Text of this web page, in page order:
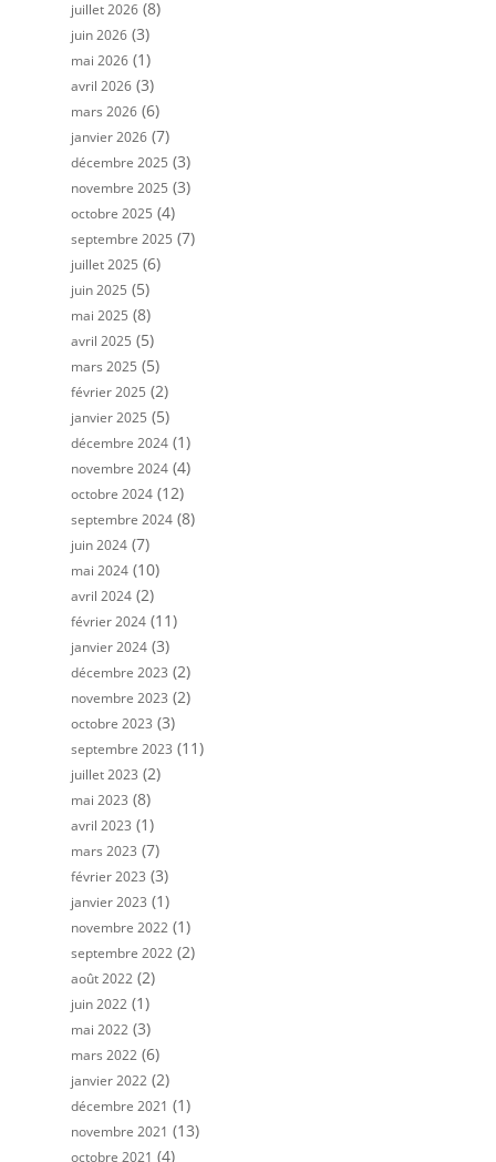
juillet 2026 (8)
juin 2026 (3)
mai 2026 (1)
avril 2026 (3)
mars 2026 (6)
janvier 2026 (7)
décembre 2025 (3)
novembre 2025 (3)
octobre 2025 (4)
septembre 2025 (7)
juillet 2025 (6)
juin 2025 (5)
mai 2025 (8)
avril 2025 (5)
mars 2025 (5)
février 2025 (2)
janvier 2025 (5)
décembre 2024 (1)
novembre 2024 (4)
octobre 2024 (12)
septembre 2024 (8)
juin 2024 (7)
mai 2024 (10)
avril 2024 (2)
février 2024 (11)
janvier 2024 (3)
décembre 2023 (2)
novembre 2023 (2)
octobre 2023 (3)
septembre 2023 (11)
juillet 2023 (2)
mai 2023 (8)
avril 2023 (1)
mars 2023 (7)
février 2023 (3)
janvier 2023 (1)
novembre 2022 (1)
septembre 2022 (2)
août 2022 (2)
juin 2022 (1)
mai 2022 (3)
mars 2022 (6)
janvier 2022 (2)
décembre 2021 (1)
novembre 2021 (13)
octobre 2021 (4)